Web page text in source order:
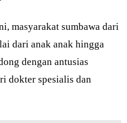
masyarakat sumbawa dari
dari anak anak hingga
dengan antusias
dokter spesialis dan